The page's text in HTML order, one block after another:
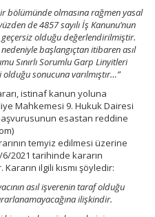
bölümünde olmasına rağmen yasal
de 4857 sayılı İş Kanunu’nun
olduğu değerlendirilmiştir.
başlangıçtan itibaren asıl
Sınırlı Sorumlu Garp Linyitleri
sonucuna varılmıştır…”
istinaf kanun yoluna
Mahkemesi 9. Hukuk Dairesi
esastan reddine
temyiz edilmesi üzerine
2021 tarihinde kararın
ilgili kısmı şöyledir:
asıl işverenin taraf olduğu
ilişkindir.